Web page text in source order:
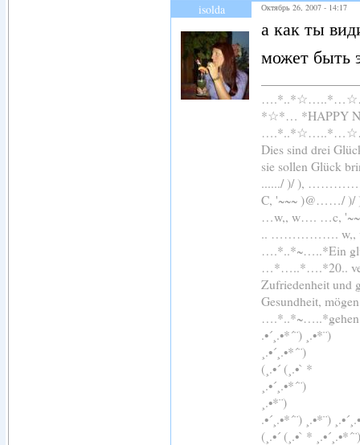
isolda Октябрь 26, 2007 - 14:17
а как ты
может быть
*☆*… *HAPPY
Dies sind drei
sie sollen Glück
....../ )/ ),
C, '~~~ )@……/
…w,, w…. …c,
.. …………….
….*..*~…..*Ein
…*…..*….*20..
Zufriedenheit
Gesundheit,
.•´¸.•*´¨) ¸.•*¨)
¸.•´¸.•*´¨)
(¸.•´ (¸.•` *
¸.•´¸.•*´¨)
¸.•*¨)
.•´¸.•*´¨) ¸.•*¨)
(¸.•´ (¸.•` *